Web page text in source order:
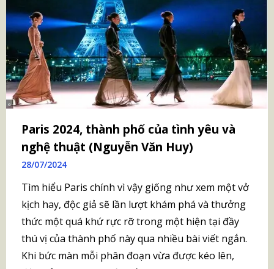
Paris 2024, thành phố của tình yêu và
nghệ thuật (Nguyễn Văn Huy)
28/07/2024
Tìm hiểu Paris chính vì vậy giống như xem một vở
kịch hay, độc giả sẽ lần lượt khám phá và thưởng
thức một quá khứ rực rỡ trong một hiện tại đầy
thú vị của thành phố này qua nhiều bài viết ngắn.
Khi bức màn mỗi phân đoạn vừa được kéo lên,